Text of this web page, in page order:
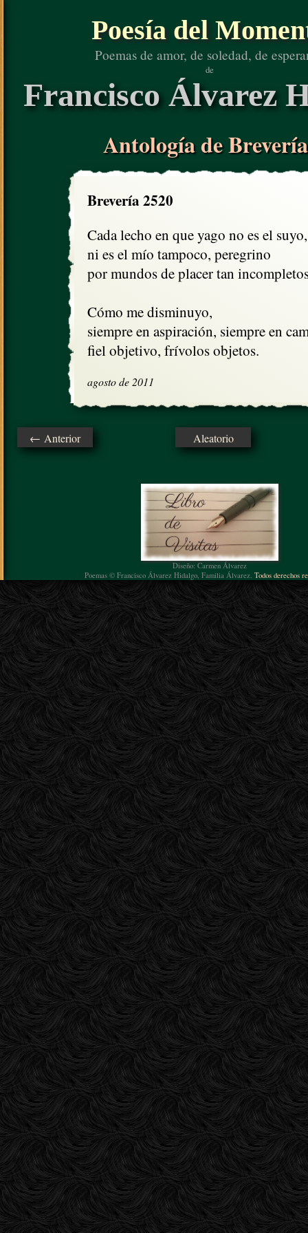
Poesía del
Poemas de amor, de soledad, de
de
Francisco Álvarez
Antología de
Brevería 2520
Cada lecho en que yago no es el suyo,
ni es el mío tampoco, peregrino
por mundos de placer tan
Cómo me disminuyo,
siempre en aspiración, siempre en
fiel objetivo, frívolos objetos.
agosto de 2011
← Anterior Aleatorio
Diseño: Carmen Álvarez
Poemas © Francisco Álvarez Hidalgo, Familia Álvarez. Todos derechos